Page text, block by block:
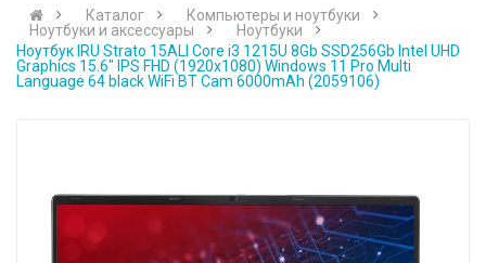
Каталог
Компьютеры и ноутбуки
Ноутбуки и аксессуары
Ноутбуки
Ноутбук IRU Strato 15ALI Core i3 1215U 8Gb SSD256Gb Intel UHD
Graphics 15.6" IPS FHD (1920x1080) Windows 11 Pro Multi
Language 64 black WiFi BT Cam 6000mAh (2059106)